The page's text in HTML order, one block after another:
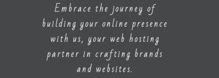
Embrace the journey of
building your online presence
with us, your web hosting
partner in crafting brands
and websites.